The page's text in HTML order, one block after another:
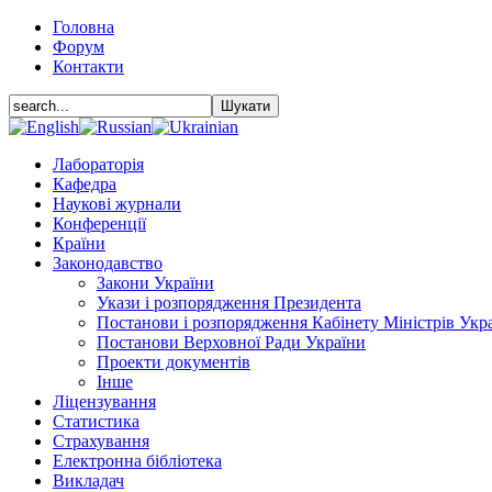
Головна
Форум
Контакти
Лабораторія
Кафедра
Наукові журнали
Конференції
Країни
Законодавство
Закони України
Укази і розпорядження Президента
Постанови і розпорядження Кабінету Міністрів
Постанови Верховної Ради України
Проекти документів
Інше
Ліцензування
Статистика
Страхування
Електронна бібліотека
Викладач